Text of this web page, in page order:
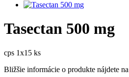
Tasectan 500 mg
cps 1x15 ks
Bližšie informácie o produkte nájdete